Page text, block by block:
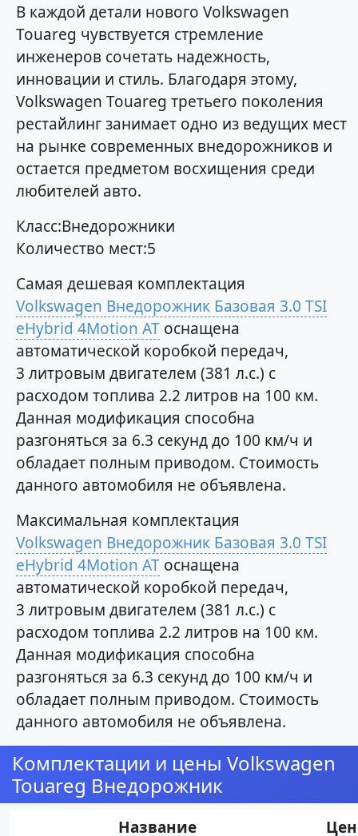
В каждой детали нового Volkswagen
Touareg чувствуется стремление
инженеров сочетать надежность,
инновации и стиль. Благодаря этому,
Volkswagen Touareg третьего поколения
рестайлинг занимает одно из ведущих мест
на рынке современных внедорожников и
остается предметом восхищения среди
любителей авто.
Класс:Внедорожники
Количество мест:5
Самая дешевая комплектация
Volkswagen Внедорожник Базовая 3.0 TSI
eHybrid 4Motion AT оснащена
автоматической коробкой передач,
3 литровым двигателем (381 л.с.) с
расходом топлива 2.2 литров на 100 км.
Данная модификация способна
разгоняться за 6.3 секунд до 100 км/ч и
обладает полным приводом. Стоимость
данного автомобиля не объявлена.
Максимальная комплектация
Volkswagen Внедорожник Базовая 3.0 TSI
eHybrid 4Motion AT оснащена
автоматической коробкой передач,
3 литровым двигателем (381 л.с.) с
расходом топлива 2.2 литров на 100 км.
Данная модификация способна
разгоняться за 6.3 секунд до 100 км/ч и
обладает полным приводом. Стоимость
данного автомобиля не объявлена.
Комплектации и цены Volkswagen
Touareg Внедорожник
Название